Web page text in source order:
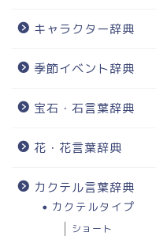
キャラクター辞典
季節イベント辞典
宝石・石言葉辞典
花・花言葉辞典
カクテル言葉辞典
カクテルタイプ
ショート